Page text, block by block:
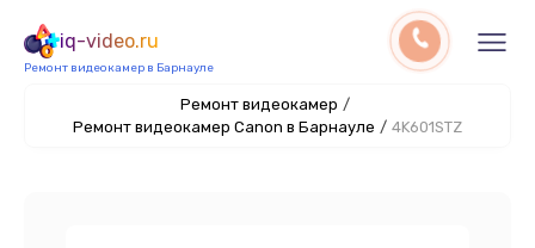
iq-video.ru
Ремонт видеокамер в Барнауле
Ремонт видеокамер /
Ремонт видеокамер Canon в Барнауле / 4K601STZ